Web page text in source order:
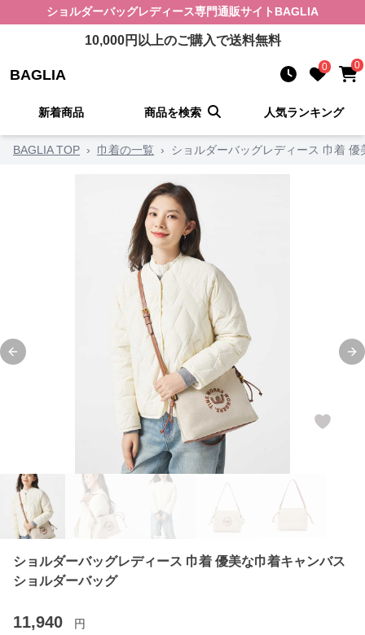
ショルダーバッグレディース専門通販サイト BAGLIA
10,000円以上のご購入で送料無料
BAGLIA 0 0
新着商品 商品を検索 人気ランキング
BAGLIA TOP › 巾着の一覧 › ショルダーバッグレディース 巾着
Previous slide
ショルダーバッグレディース 巾着 優美な巾着キャンバス
ショルダーバッグ
11,940 円